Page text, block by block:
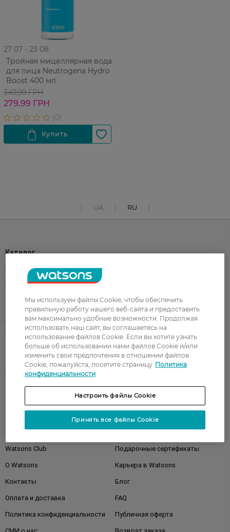
27 07 - 23 08
Тройная мицеллярная вода
для лица Neutrogena Hydro
Boost 400 мл
349,99 ГРН
279,99 ГРН
UA RU
Каталог
Корейская косметика
Парфюмерия
Акции Макияж
Лицо Тело
Подарки Детям
Волосы
Аксессуары Дерматокосметика
Watsons Club Подарочные сертификаты
О Watsons Карьера в Watsons
Контакты Блог
Оплата и доставка FAQ
Политика конфиденциальности Публичная оферта
Мы используем файлы Cookie, чтобы обеспечить
правильную работу нашего веб-сайта и предоставить
вам максимально удобные возможности. Продолжая
использовать наш сайт, вы соглашаетесь на
использование файлов Cookie. Если вы хотите узнать
больше об использовании нами файлов Cookie и/или
изменить свои предпочтения в отношении файлов
Cookie, пожалуйста, посетите страницу Политика
конфиденциальности
Настроить файлы Cookie
Принять все файлы Cookie